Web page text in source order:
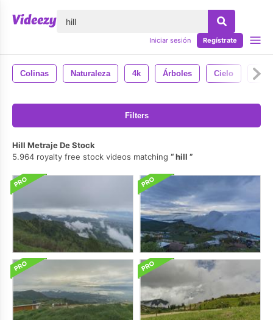
Iniciar sesión Regístrate
Colinas Naturaleza 4k Árboles Cielo
Filters
Hill Metraje De Stock
5.964 royalty free stock videos matching
hill